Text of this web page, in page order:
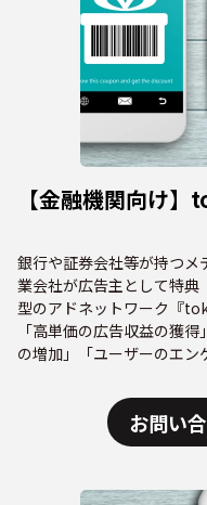
【金融機関向け
銀行や証券会社等が持つメ
業会社が広告主として特
型のアドネットワーク『
「高単価の広告収益の獲
の増加」「ユーザーのエン
お問い